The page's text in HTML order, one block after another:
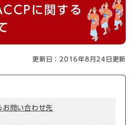
a
g
e
助
に関する
更新日：2016年8月24日更新
お問い合わせ先